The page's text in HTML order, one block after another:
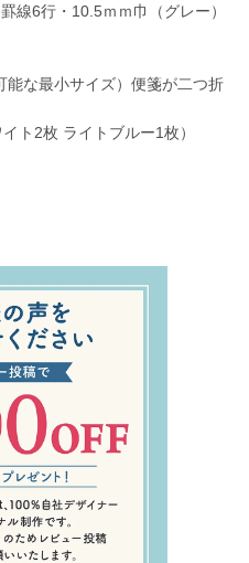
線6行・10.5ｍｍ巾（グレー）
な最小サイズ）便箋が二つ折
ト2枚 ライトブルー1枚）